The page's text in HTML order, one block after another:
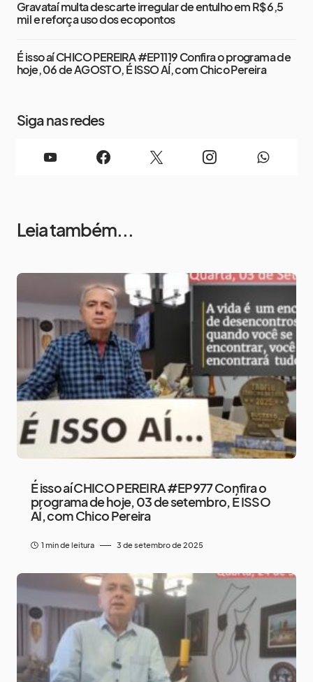
Gravataí multa descarte irregular de entulho em R$ 6,5
mil e reforça uso dos ecopontos
É isso aí CHICO PEREIRA #EP1119 Confira o programa de
hoje, 06 de AGOSTO, É ISSO AÍ, com Chico Pereira
Siga nas redes
Leia também...
É isso aí CHICO PEREIRA #EP977 Confira o
programa de hoje, 03 de setembro, É ISSO
AÍ, com Chico Pereira
1 min de leitura 3 de setembro de 2025